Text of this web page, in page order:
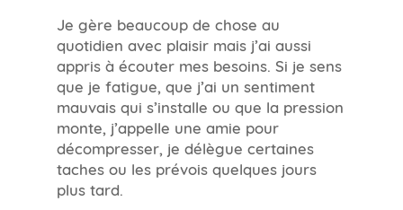
Je gère beaucoup de chose au
quotidien avec plaisir mais j’ai aussi
appris à écouter mes besoins. Si je sens
que je fatigue, que j’ai un sentiment
mauvais qui s’installe ou que la pression
monte, j’appelle une amie pour
décompresser, je délègue certaines
taches ou les prévois quelques jours
plus tard.